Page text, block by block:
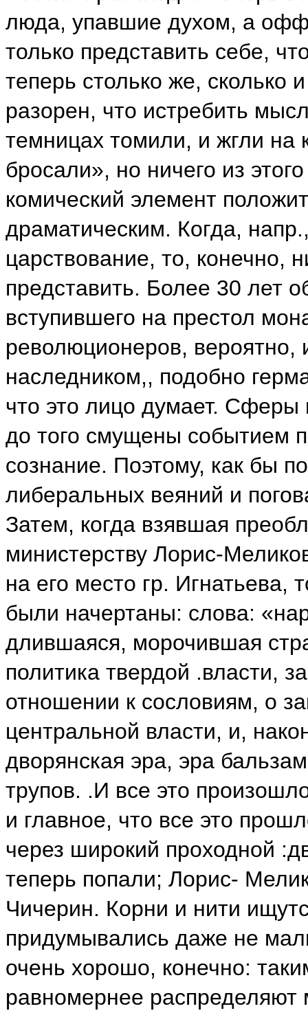
люда, упавшие духом, а
только представить себе,
теперь столько же, сколько
разорен, что истребить
темницах томили, и жгли на
бросали», но ничего из
комический элемент
драматическим. Когда,
царствование, то, конечно,
представить. Более 30 лет
вступившего на престол
революционеров,
наследником,, подобно
что это лицо думает. Сферы
до того смущены событием
сознание. Поэтому, как бы
либеральных веяний и
Затем, когда взявшая
министерству Лорис-
на его место гр. Игнатьева,
были начертаны: слова:
длившаяся, морочившая
политика твердой .власти,
отношении к сословиям, о
центральной власти, и,
дворянская эра, эра
трупов. .И все это
и главное, что все это
через широкий проходной
теперь попали; Лорис-
Чичерин. Корни и нити
придумывались даже не
очень хорошо, конечно:
равномернее